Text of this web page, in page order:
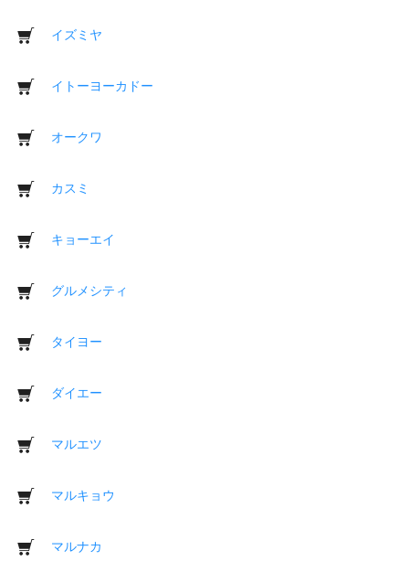
イズミヤ
イトーヨーカドー
オークワ
カスミ
キョーエイ
グルメシティ
タイヨー
ダイエー
マルエツ
マルキョウ
マルナカ